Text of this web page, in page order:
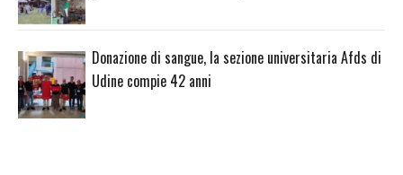
Donazione di sangue, la sezione universitaria Afds di
Udine compie 42 anni